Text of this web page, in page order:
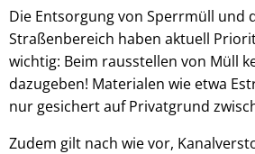
Die Entsorgung von Sperrmüll und
Straßenbereich haben aktuell
wichtig: Beim rausstellen von Müll
dazugeben! Materialen wie etwa
nur gesichert auf Privatgrund
Zudem gilt nach wie vor,